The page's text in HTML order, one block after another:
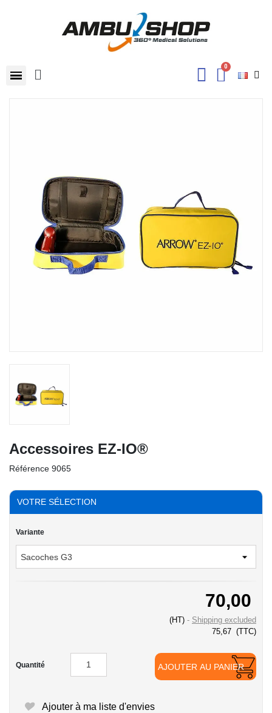
Accessoires EZ-IO®
Référence 9065
VOTRE SÉLECTION
Variante
70,00
(HT)
Shipping excluded
75,67 (TTC)
Quantité AJOUTER AU PANIER
Ajouter à ma liste d'envies